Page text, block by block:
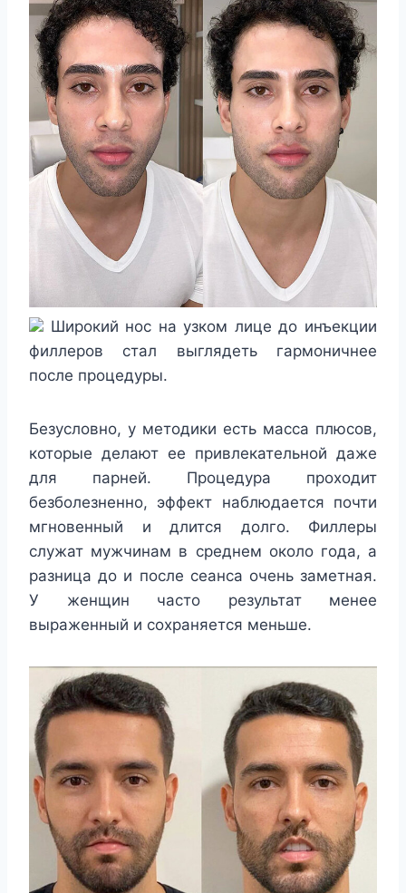
Широкий нос на узком лице до инъекции
филлеров стал выглядеть гармоничнее
после процедуры.
Безусловно, у методики есть масса плюсов,
которые делают ее привлекательной даже
для парней. Процедура проходит
безболезненно, эффект наблюдается почти
мгновенный и длится долго. Филлеры
служат мужчинам в среднем около года, а
разница до и после сеанса очень заметная.
У женщин часто результат менее
выраженный и сохраняется меньше.